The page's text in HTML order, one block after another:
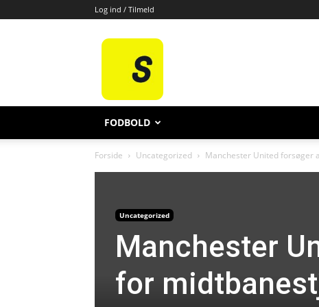
Log ind / Tilmeld
All
FODBOLD
Forside Uncategorized Manchester United forsøger
Uncategorized
Manchester
for